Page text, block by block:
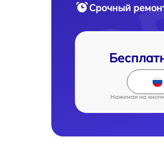
Срочный
Нажимая на